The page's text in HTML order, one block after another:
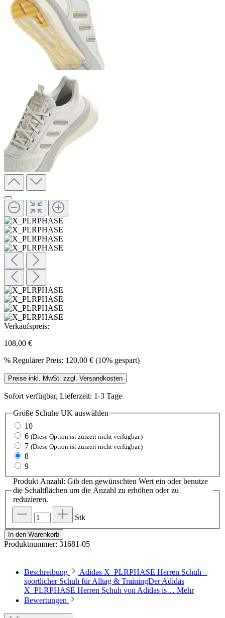
Verkaufspreis:
108,00 €
% Regulärer Preis: 120,00 € (10% gespart)
Preise inkl. MwSt. zzgl. Versandkosten
Sofort verfügbar, Lieferzeit: 1-3 Tage
Größe Schuhe UK auswählen
10
6 (Diese Option ist zurzeit nicht verfügbar.)
7 (Diese Option ist zurzeit nicht verfügbar.)
8
9
Produkt Anzahl: Gib den gewünschten Wert ein oder benutze
die Schaltflächen um die Anzahl zu erhöhen oder zu
reduzieren.
Stk
In den Warenkorb
Produktnummer: 31681-05
Beschreibung
Adidas X_PLRPHASE Herren Schuh –
sportlicher Schuh für Alltag & TrainingDer Adidas
X_PLRPHASE Herren Schuh von Adidas is… Mehr
Bewertungen